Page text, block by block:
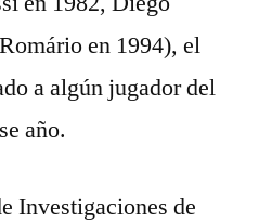
en 1994), el
a algún jugador del
año.
Investigaciones de